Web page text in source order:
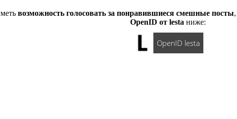
возможность голосовать за понравившиеся смешные посты
OpenID от lesta ниже:
OpenID lesta